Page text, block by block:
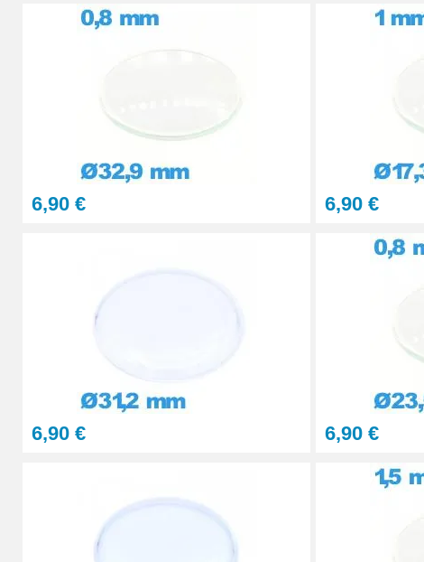
STOCK
29,90 €
60,90 €
Pince pour Changer un Verre de Montre
6,90 € 6,90 €
6,90 € 6,90 €